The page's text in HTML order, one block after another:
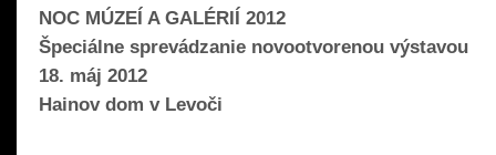
NOC MÚZEÍ A GALÉRIÍ 2012
Špeciálne sprevádzanie novootvorenou výstavou
18. máj 2012
Hainov dom v Levoči